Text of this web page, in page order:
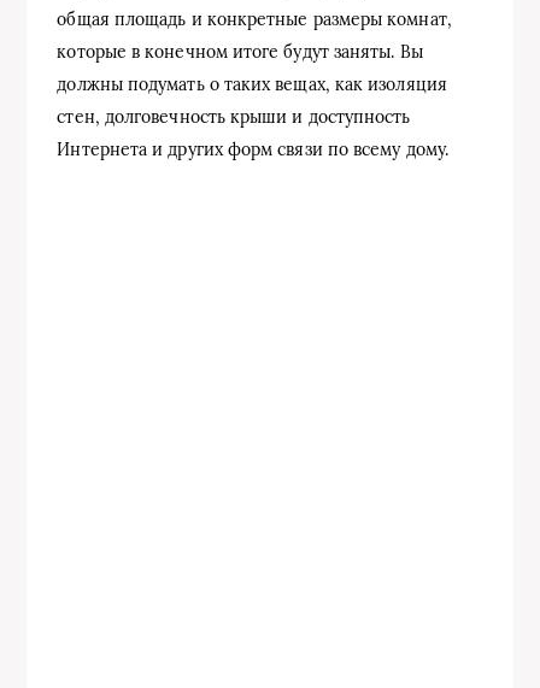
общая площадь и конкретные размеры комнат,
которые в конечном итоге будут заняты. Вы
должны подумать о таких вещах, как изоляция
стен, долговечность крыши и доступность
Интернета и других форм связи по всему дому.